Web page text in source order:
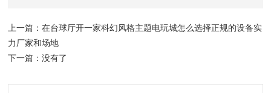
上一篇：在台球厅开一家科幻风格主题电玩城怎么选择正规的设备实
力厂家和场地
下一篇：没有了